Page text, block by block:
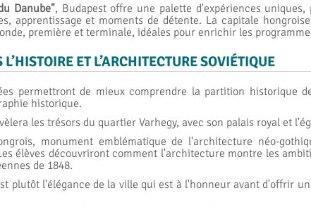
Danube", Budapest offre une palette d'expériences
apprentissage et moments de détente. La capitale
première et terminale, idéales pour enrichir les
ET L’ARCHITECTURE SOVIÉTIQUE
permettront de mieux comprendre la partition historique
historique.
les trésors du quartier Varhegy, avec son palais royal et
monument emblématique de l'architecture néo-
élèves découvriront comment l'architecture montre les
de 1848.
plutôt l'élégance de la ville qui est à l'honneur avant d'offrir